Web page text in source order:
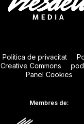
Política de privacitat
Creative Commons
Panel Cookies
Membres de: